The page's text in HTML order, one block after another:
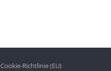
Cookie-Richtlinie (EU)